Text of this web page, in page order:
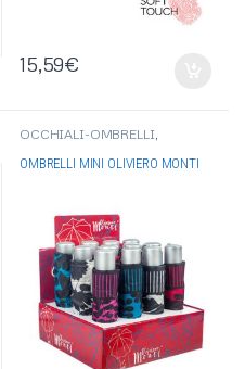
15,59€
OCCHIALI-OMBRELLI
OMBRELLI MINI OLIVIERO MONTI